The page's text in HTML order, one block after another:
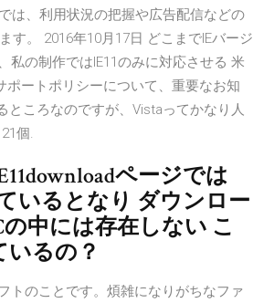
は、利用状況の把握や広告配信などの
す。 2016年10月17日 どこまでIEバージ
私の制作ではIE11のみに対応させる 米
ートポリシーについて、重要なお知
ところなのですが、Vistaってかなり人
個.
ページでは
いるとなり ダウンロー
の中には存在しない こ
るの？
トのことです。煩雑になりがちなファ